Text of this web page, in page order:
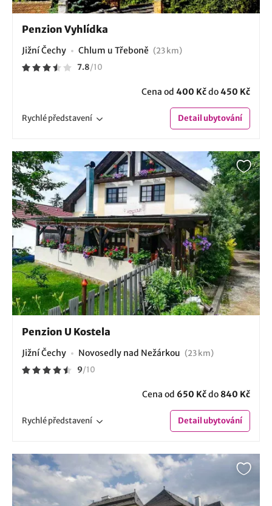
Penzion Vyhlídka
Jižní Čechy Chlum u Třeboně (23 km)
7.8/10
Cena od 400 Kčdo450 Kč
Rychlépředstavení Detailubytování
Penzion U Kostela
Jižní Čechy Novosedly nad Nežárkou (23 km)
9/10
Cena od 650 Kčdo 840 Kč
Rychlépředstavení Detailubytování